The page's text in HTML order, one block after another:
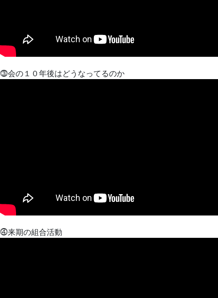
⓷会の１０年後はどうなってるのか
⓸来期の組合活動